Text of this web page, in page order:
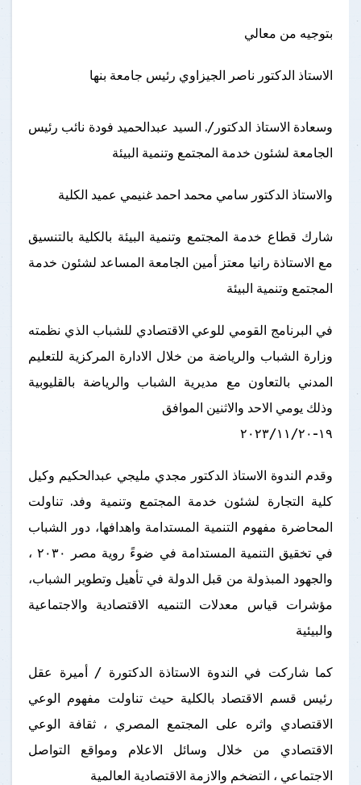
بتوجيه من معالي
الاستاذ الدكتور ناصر الجيزاوي رئيس جامعة بنها
وسعادة الاستاذ الدكتور/. السيد عبدالحميد فودة نائب رئيس
الجامعة لشئون خدمة المجتمع وتنمية البيئة
والاستاذ الدكتور سامي محمد احمد غنيمي عميد الكلية
شارك قطاع خدمة المجتمع وتنمية البيئة بالكلية بالتنسيق
مع الاستاذة رانيا معتز أمين الجامعة المساعد لشئون خدمة
المجتمع وتنمية البيئة
في البرنامج القومي للوعي الاقتصادي للشباب الذي نظمته
وزارة الشباب والرياضة من خلال الادارة المركزية للتعليم
المدني بالتعاون مع مديرية الشباب والرياضة بالقليوبية
وذلك يومي الاحد والاثنين الموافق
١٩-٢٠٢٣/١١/٢٠
وقدم الندوة الاستاذ الدكتور مجدي مليجي عبدالحكيم وكيل
كلية التجارة لشئون خدمة المجتمع وتنمية وفد. تناولت
المحاضرة مفهوم التنمية المستدامة واهدافها، دور الشباب
في تخقيق التنمية المستدامة في ضوءً روية مصر ٢٠٣٠ ،
والجهود المبذولة من قبل الدولة في تأهيل وتطوير الشباب،
مؤشرات قياس معدلات التنميه الاقتصادية والاجتماعية
والبيئية
كما شاركت في الندوة الاستاذة الدكتورة / أميرة عقل
رئيس قسم الاقتصاد بالكلية حيث تناولت مفهوم الوعي
الاقتصادي واثره على المجتمع المصري ، ثقافة الوعي
الاقتصادي من خلال وسائل الاعلام ومواقع التواصل
الاجتماعي ، التضخم والازمة الاقتصادية العالمية